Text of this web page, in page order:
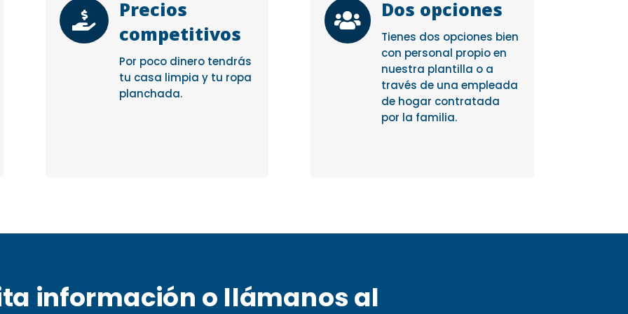

Precios
competitivos
Por poco dinero tendrás
tu casa limpia y tu ropa
planchada.
 Dos opciones
Tienes dos opciones bien
con personal propio en
nuestra plantilla o a
través de una empleada
de hogar contratada
por la familia.
información o llámanos al